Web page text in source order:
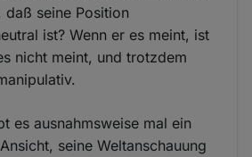
seine Position
ist? Wenn er es meint, ist
nicht meint, und trotzdem
es ausnahmsweise mal ein
seine Weltanschauung